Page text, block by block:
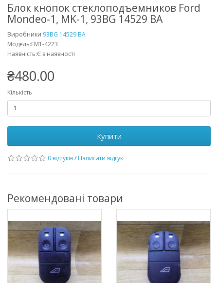
Блок кнопок стеклоподъемников Ford
Mondeo-1, MK-1, 93BG 14529 BA
Виробники 93BG 14529 BA
Модель:FM1-4223
Наявність:Є в наявності
₴480.00
Кількість
Купити
0 відгуків/ Написати відгук
Рекомендовані товари